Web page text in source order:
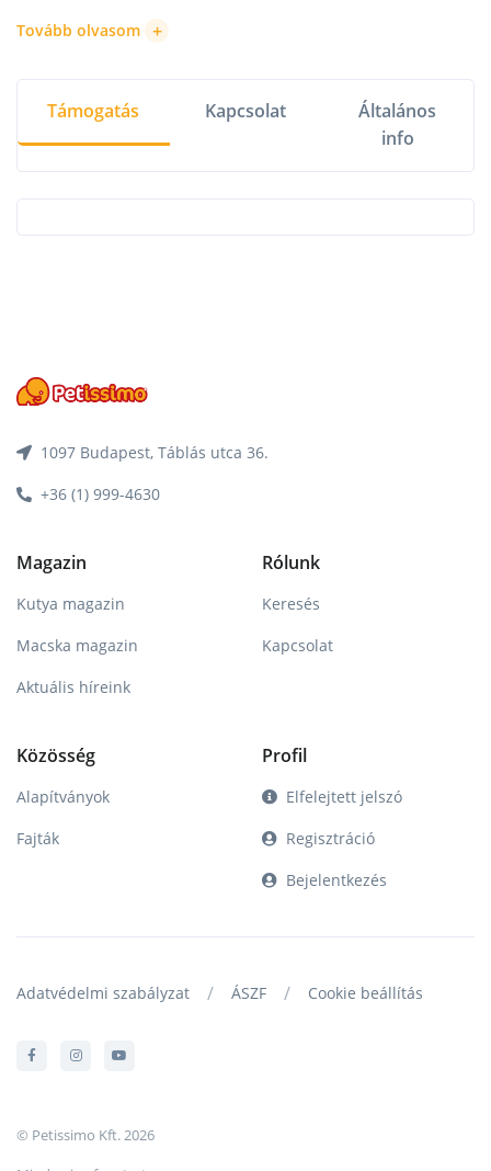
Tovább olvasom +
Támogatás Kapcsolat
Általános
info
1097 Budapest, Táblás utca 36.
+36 (1) 999-4630
Magazin
Kutya magazin
Macska magazin
Aktuális híreink
Rólunk
Keresés
Kapcsolat
Közösség
Alapítványok
Fajták
Profil
Elfelejtett jelszó
Regisztráció
Bejelentkezés
Adatvédelmi szabályzat / ÁSZF / Cookie beállítás
© Petissimo Kft. 2026